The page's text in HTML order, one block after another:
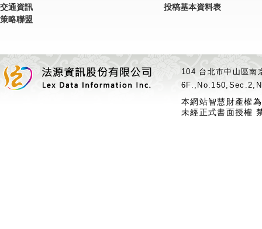
交通資訊
策略聯盟
投稿基本資料表
104 台北市中山區
本網站智慧財產權
未經正式書面授權